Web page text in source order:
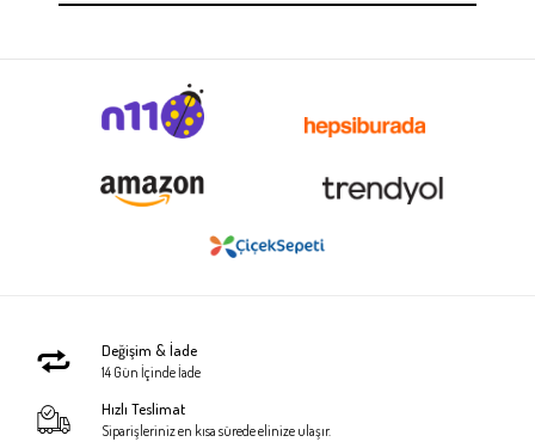
Değişim & İade
14 Gün İçinde İade
Hızlı Teslimat
Siparişleriniz en kısa sürede elinize ulaşır.